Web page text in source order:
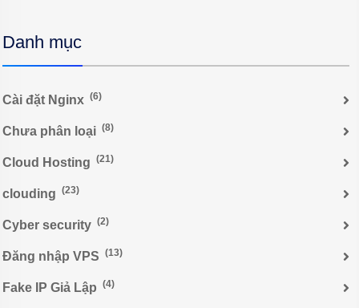
Danh mục
Cài đặt Nginx (6)
Chưa phân loại (8)
Cloud Hosting (21)
clouding (23)
Cyber security (2)
Đăng nhập VPS (13)
Fake IP Giả Lập (4)